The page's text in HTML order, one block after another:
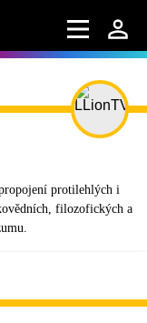
protilehlých i
filozofických a